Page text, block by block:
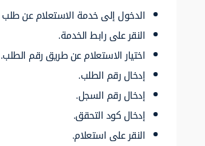
الدخول إلى خدمة الاستعلام عن طلب
النقر على رابط الخدمة.
اختيار الاستعلام عن طريق رقم الطلب.
إدخال رقم الطلب.
إدخال رقم السجل.
إدخال كود التحقق.
النقر على استعلام.